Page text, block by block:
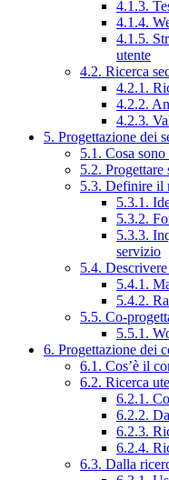
4.1.3.
4.1.4.
4.1.5.
utente
4.2. Ricerca
4.2.1.
4.2.2.
4.2.3.
5. Progettazione dei
5.1. Cosa
5.2.
5.3. Definire il
5.3.1.
5.3.2.
5.3.3.
servizio
5.4.
5.4.1.
5.4.2.
5.5. Co-
5.5.1.
6. Progettazione dei
6.1. Cos’è il
6.2. Ricerca
6.2.1.
6.2.2.
6.2.3.
6.2.4.
6.3. Dalla